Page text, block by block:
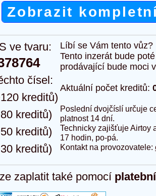
Zobrazit
ve tvaru:
čísel:
kreditů)
kreditů)
kreditů)
kreditů)
Líbí se Vám tento
Tento inzerát bude
prodávající bude moci
Aktuální počet kreditů:
Poslední dvojčíslí určuje
platnost 14 dní.
Technicky zajišťuje Airtoy
17 hodin, po-pá.
Kontakt na provozovatele:
zaplatit také pomocí